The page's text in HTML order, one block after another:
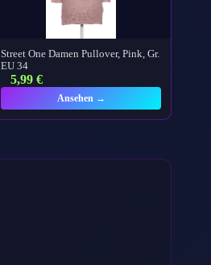
Street One Damen Pullover, Pink, Gr.
EU 34
5,99 €
Ansehen →